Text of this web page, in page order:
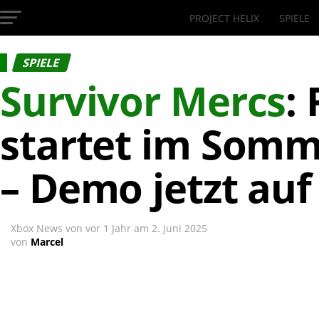
InsideXbox.de
PROJECT HELIX SPIELE
SPIELE
Survivor Mercs:
startet im
– Demo jetzt
Xbox News von vor 1 Jahr am 2. Juni 2025
von Marcel